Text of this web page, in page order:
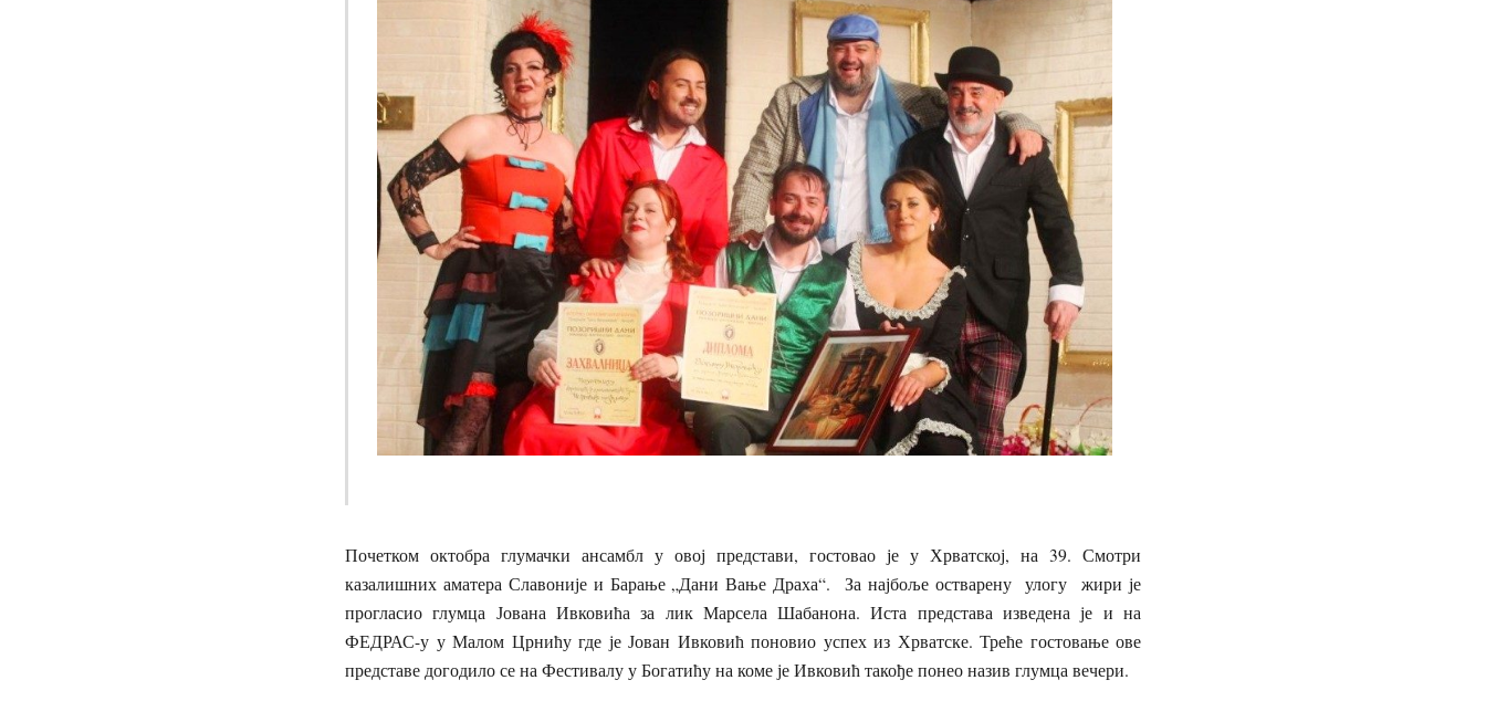
Почетком октобра глумачки ансамбл у овој представи, гостовао је у Хрватској, на 39. Смотри
казалишних аматера Славоније и Барање „Дани Вање Драха“. За најбоље остварену улогу жири је
прогласио глумца Јована Ивковића за лик Марсела Шабанона. Иста представа изведена је и на
ФЕДРАС-у у Малом Црнићу где је Јован Ивковић поновио успех из Хрватске. Треће гостовање ове
представе догодило се на Фестивалу у Богатићу на коме је Ивковић такође понео назив глумца вечери.